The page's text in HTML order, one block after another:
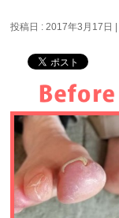
投稿日 : 2017年3月17日